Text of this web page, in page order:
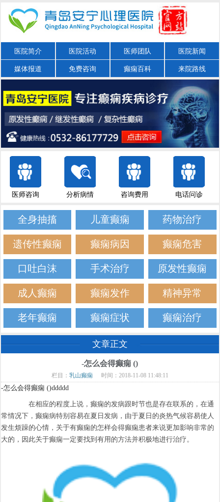
医院简介 医院活动 医师团队 医院新闻
媒体报道 免费咨询 癫痫百科 来院路线
医师咨询 分析病情 咨询费用 电话问诊
全身抽搐 儿童癫痫 药物治疗
遗传性癫痫 癫痫病因 癫痫危害
口吐白沫 手术治疗 原发性癫痫
成人癫痫 癫痫发作 精神异常
老年癫痫 癫痫症状 癫痫治疗
文章正文
-怎么会得癫痫 ()
栏目： 乳山癫痫 时间：2018-11-08 11:48:11
-怎么会得癫痫 ()ddddd
在相应的程度上说，癫痫的发病跟时节也是存在联系的，在通
常情况下，癫痫病特别容易在夏日发病，由于夏日的炎热气候容易使人
发生烦躁的心情，关于有癫痫的怎样会得癫痫患者来说更加影响非常的
大的，因此关于癫痫一定要找到有用的方法并积极地进行治疗。